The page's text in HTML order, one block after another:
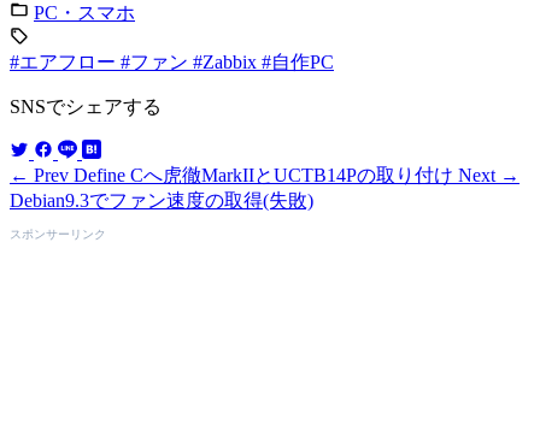
PC・スマホ
#エアフロー #ファン #Zabbix #自作PC
SNSでシェアする
← Prev Define Cへ虎徹MarkIIとUCTB14Pの取り付け Next →
Debian9.3でファン速度の取得(失敗)
スポンサーリンク